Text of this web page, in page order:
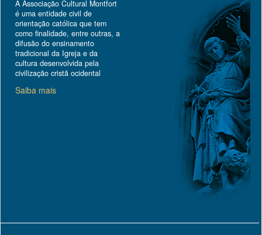
A Associação Cultural Montfort
é uma entidade civil de
orientação católica que tem
como finalidade, entre outras, a
difusão do ensinamento
tradicional da Igreja e da
cultura desenvolvida pela
civilização cristã ocidental
Saiba mais